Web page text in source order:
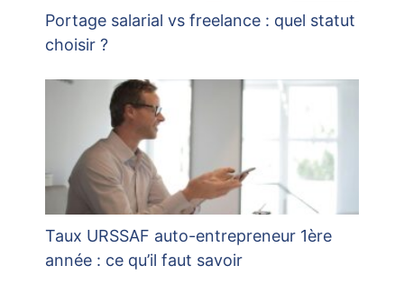
Portage salarial vs freelance : quel statut
choisir ?
Taux URSSAF auto-entrepreneur 1ère
année : ce qu’il faut savoir